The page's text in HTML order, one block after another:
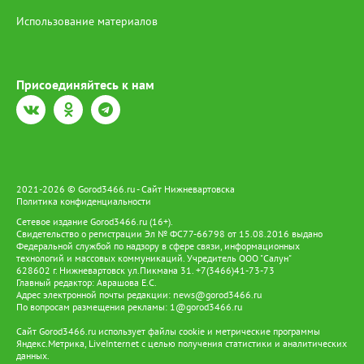
Использование материалов
Присоединяйтесь к нам
2021-2026 © Gorod3466.ru - Сайт Нижневартовска
Политика конфиденциальности
Сетевое издание Gorod3466.ru (16+).
Свидетельство о регистрации Эл № ФС77-66798 от 15.08.2016 выдано
Федеральной службой по надзору в сфере связи, информационных
технологий и массовых коммуникаций. Учредитель ООО "Салун"
628602 г. Нижневартовск ул.Пикмана 31. +7(3466)41-73-73
Главный редактор: Аврашова Е.С.
Адрес электронной почты редакции: news@gorod3466.ru
По вопросам размещения рекламы: 1@gorod3466.ru
Сайт Gorod3466.ru использует файлы cookie и метрические программы
Яндекс.Метрика, LiveInternet с целью получения статистики и аналитических
данных.